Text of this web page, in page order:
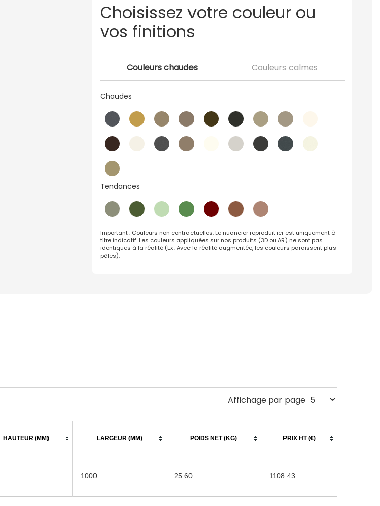
Choisissez votre couleur ou
vos finitions
Couleurs chaudes Couleurs calmes
Chaudes
Tendances
Important : Couleurs non contractuelles. Le nuancier reproduit ici est uniquement à
titre indicatif. Les couleurs appliquées sur nos produits (3D ou AR) ne sont pas
identiques à la réalité (Ex : Avec la réalité augmentée, les couleurs paraissent plus
pâles).
Affichage par page
HAUTEUR (MM) LARGEUR (MM) POIDS NET (KG) PRIX HT (€)
1000 25.60 1108.43